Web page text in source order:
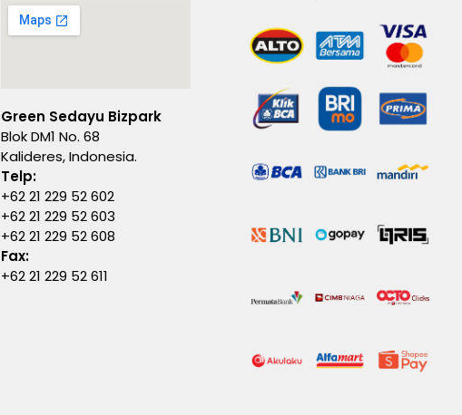
Green Sedayu Bizpark
Blok DM1 No. 68
Kalideres, Indonesia.
Telp:
+62 21 229 52 602
+62 21 229 52 603
+62 21 229 52 608
Fax:
+62 21 229 52 611